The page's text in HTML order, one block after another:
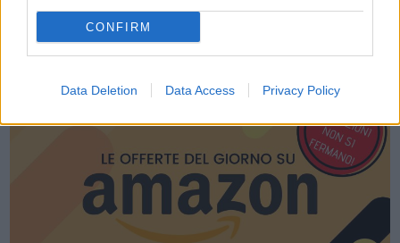
CONFIRM
Data Deletion Data Access Privacy Policy
LE MIGLIORI OFFERTE AMAZON